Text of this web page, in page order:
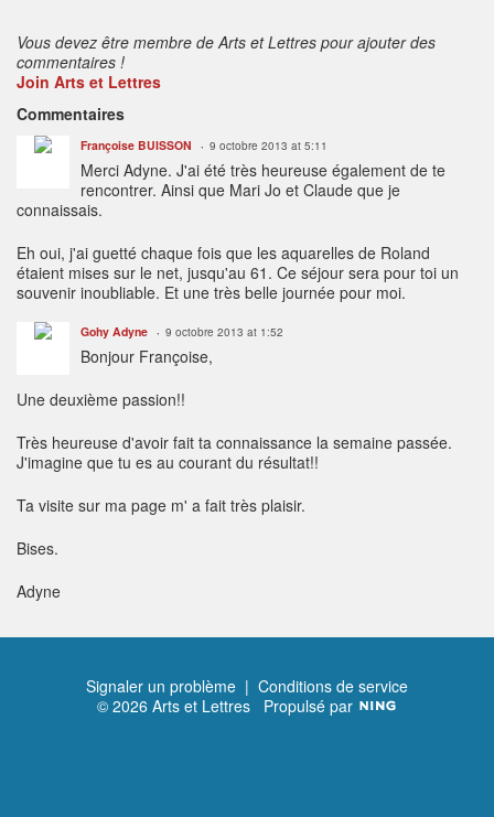
Vous devez être membre de Arts et Lettres pour ajouter des
commentaires !
Join Arts et Lettres
Commentaires
Françoise BUISSON 9 octobre 2013 at 5:11
Merci Adyne. J'ai été très heureuse également de te
rencontrer. Ainsi que Mari Jo et Claude que je
connaissais.
Eh oui, j'ai guetté chaque fois que les aquarelles de Roland
étaient mises sur le net, jusqu'au 61. Ce séjour sera pour toi un
souvenir inoubliable. Et une très belle journée pour moi.
Gohy Adyne 9 octobre 2013 at 1:52
Bonjour Françoise,
Une deuxième passion!!
Très heureuse d'avoir fait ta connaissance la semaine passée.
J'imagine que tu es au courant du résultat!!
Ta visite sur ma page m' a fait très plaisir.
Bises.
Adyne
Signaler un problème | Conditions de service
© 2026 Arts et Lettres Propulsé par